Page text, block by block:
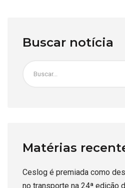
Buscar notícia
Matérias
Ceslog é premiada como
no transporte na 24ª edição